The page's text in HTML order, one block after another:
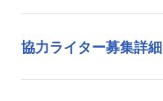
協力ライター募集詳細